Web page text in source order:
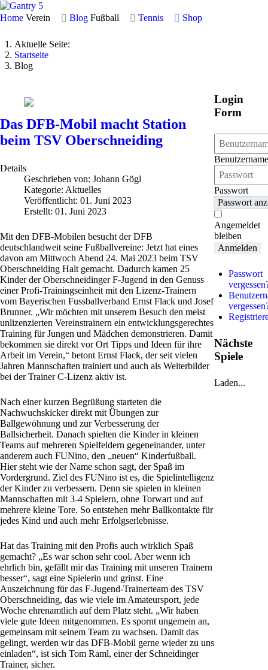
Home Verein Blog Fußball Tennis Shop
Aktuelle Seite:
Startseite
Blog
Das DFB-Mobil macht Station
beim TSV Oberschneiding
Details
Geschrieben von: Johann Gögl
Kategorie: Aktuelles
Veröffentlicht: 01. Juni 2023
Erstellt: 01. Juni 2023
Mit den DFB-Mobilen besucht der DFB
deutschlandweit seine Fußballvereine: Jetzt hat eines
davon am Mittwoch Abend 24. Mai 2023 beim TSV
Oberschneiding Halt gemacht. Dadurch kamen 25
Kinder der Oberschneidinger F-Jugend in den Genuss
einer Profi-Trainingseinheit mit den Lizenz-Trainern
vom Bayerischen Fussballverband Ernst Flack und Josef
Brunner. „Wir möchten mit unserem Besuch den meist
unlizenzierten Vereinstrainern ein entwicklungsgerechtes
Training für Jungen und Mädchen demonstrieren. Damit
bekommen sie direkt vor Ort Tipps und Ideen für ihre
Arbeit im Verein,“ betont Ernst Flack, der seit vielen
Jahren Mannschaften trainiert und auch als Weiterbilder
bei der Trainer C-Lizenz aktiv ist.
Nach einer kurzen Begrüßung starteten die
Nachwuchskicker direkt mit Übungen zur
Ballgewöhnung und zur Verbesserung der
Ballsicherheit. Danach spielten die Kinder in kleinen
Teams auf mehreren Spielfeldern gegeneinander, unter
anderem auch FUNino, den „neuen“ Kinderfußball.
Hier steht wie der Name schon sagt, der Spaß im
Vordergrund. Ziel des FUNino ist es, die Spielintelligenz
der Kinder zu verbessern. Denn sie spielen in kleinen
Mannschaften mit 3-4 Spielern, ohne Torwart und auf
mehrere kleine Tore. So entstehen mehr Ballkontakte für
jedes Kind und auch mehr Erfolgserlebnisse.
Hat das Training mit den Profis auch wirklich Spaß
gemacht? „Es war schon sehr cool. Aber wenn ich
ehrlich bin, gefällt mir das Training mit unseren Trainern
besser“, sagt eine Spielerin und grinst. Eine
Auszeichnung für das F-Jugend-Trainerteam des TSV
Oberschneiding, das wie viele im Amateursport, jede
Woche ehrenamtlich auf dem Platz steht. „Wir haben
viele gute Ideen mitgenommen. Es spornt ungemein an,
gemeinsam mit seinem Team zu wachsen. Damit das
gelingt, werden wir das DFB-Mobil gerne wieder zu uns
einladen“, ist sich Tom Raml, einer der Schneidinger
Trainer, sicher.
Login
Form
Passwort
Passwort
Angemeldet
bleiben
Anmelden
Passwort
Nächste
Spiele
Laden...